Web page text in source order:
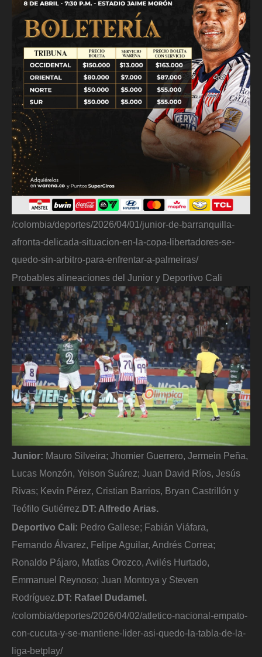
/colombia/deportes/2026/04/01/junior-de-barranquilla-
afronta-delicada-situacion-en-la-copa-libertadores-se-
quedo-sin-arbitro-para-enfrentar-a-palmeiras/
Probables alineaciones del Junior y Deportivo Cali
Junior: Mauro Silveira; Jhomier Guerrero, Jermein Peña,
Lucas Monzón, Yeison Suárez; Juan David Ríos, Jesús
Rivas; Kevin Pérez, Cristian Barrios, Bryan Castrillón y
Teófilo Gutiérrez.DT: Alfredo Arias.
Deportivo Cali: Pedro Gallese; Fabián Viáfara,
Fernando Álvarez, Felipe Aguilar, Andrés Correa;
Ronaldo Pájaro, Matías Orozco, Avilés Hurtado,
Emmanuel Reynoso; Juan Montoya y Steven
Rodríguez. DT: Rafael Dudamel.
/colombia/deportes/2026/04/02/atletico-nacional-empato-
con-cucuta-y-se-mantiene-lider-asi-quedo-la-tabla-de-la-
liga-betplay/